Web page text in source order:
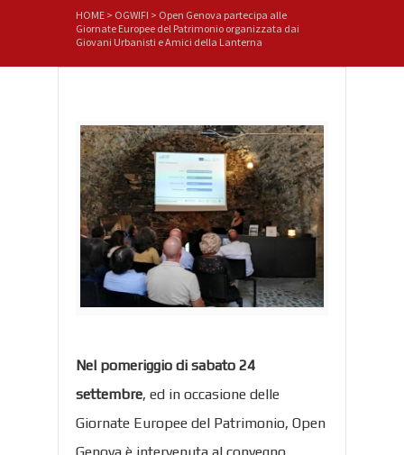
HOME > OGWIFI > Open Genova partecipa alle
Giornate Europee del Patrimonio organizzata dai
Giovani Urbanisti e Amici della Lanterna
Nel pomeriggio di sabato 24
settembre, ed in occasione delle
Giornate Europee del Patrimonio, Open